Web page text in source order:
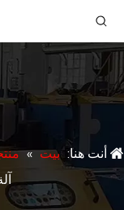
أنت هنا: بيت »